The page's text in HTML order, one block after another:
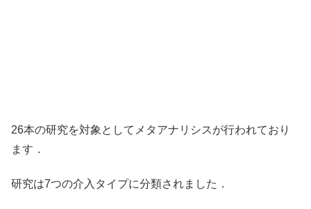
26本の研究を対象としてメタアナリシスが行われており
ます．
研究は7つの介入タイプに分類されました．